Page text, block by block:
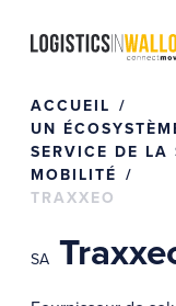
ACCUEIL
UN
SERVICE DE LA
MOBILITÉ
TRAXXEO
SA